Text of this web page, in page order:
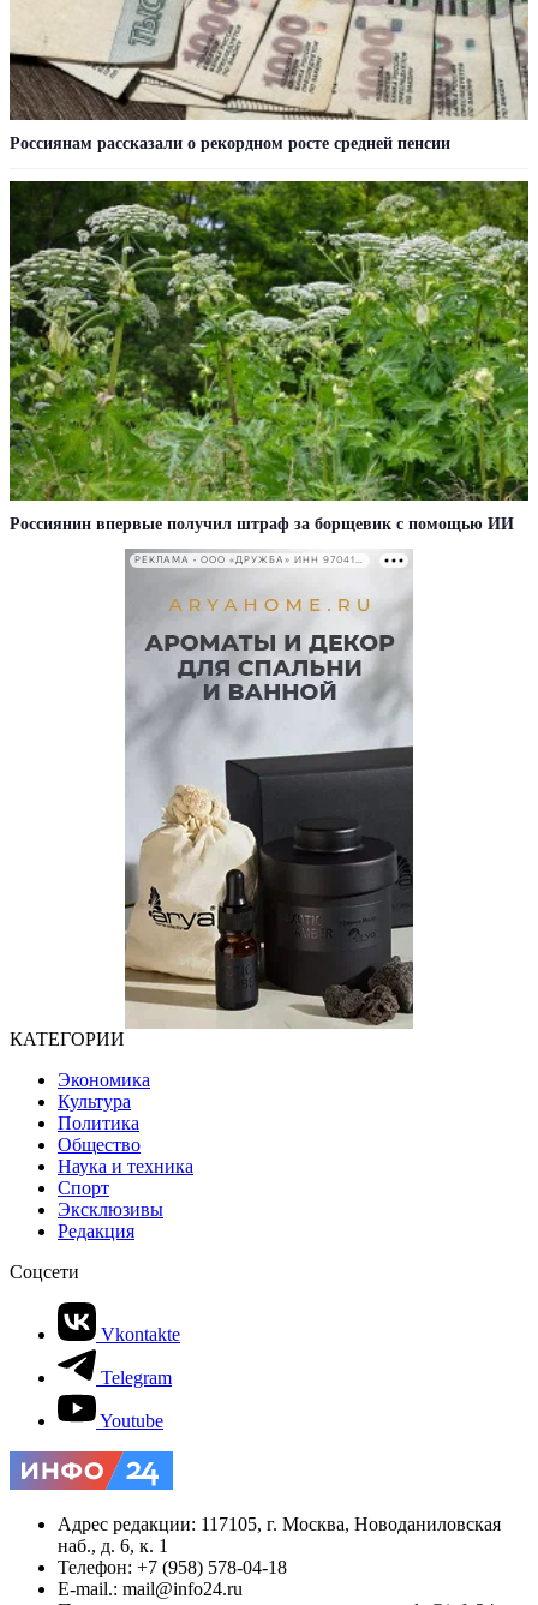
Россиянам рассказали о рекордном росте средней пенсии
Россиянин впервые получил штраф за борщевик с помощью ИИ
РЕКЛАМА • ООО «ДРУЖБА» ИНН 9704146411
КАТЕГОРИИ
Экономика
Культура
Политика
Общество
Наука и техника
Спорт
Эксклюзивы
Редакция
Соцсети
Vkontakte
Telegram
Youtube
Адрес редакции: 117105, г. Москва, Новоданиловская
наб., д. 6, к. 1
Телефон: +7 (958) 578-04-18
E-mail.: mail@info24.ru